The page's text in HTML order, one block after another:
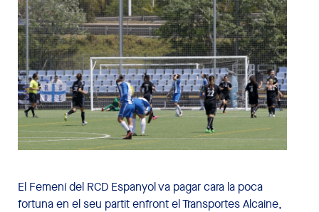
El Femení del RCD Espanyol va pagar cara la poca
fortuna en el seu partit enfront el Transportes Alcaine,